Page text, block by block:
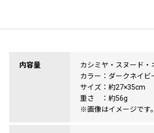
内容量
カシミヤ・スヌード・
カラー：ダークネイビ
サイズ：約27×35cm
重さ ：約56g
※画像はイメージです。